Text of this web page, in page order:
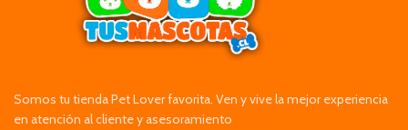
Somos tu tienda Pet Lover favorita. Ven y vive la mejor experiencia
en atención al cliente y asesoramiento